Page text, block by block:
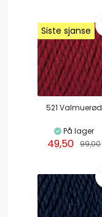
Siste sjanse
Siste sjanse
Siste sjanse
Siste sjanse
521 Valmuerød
På lager
49,50 99,00